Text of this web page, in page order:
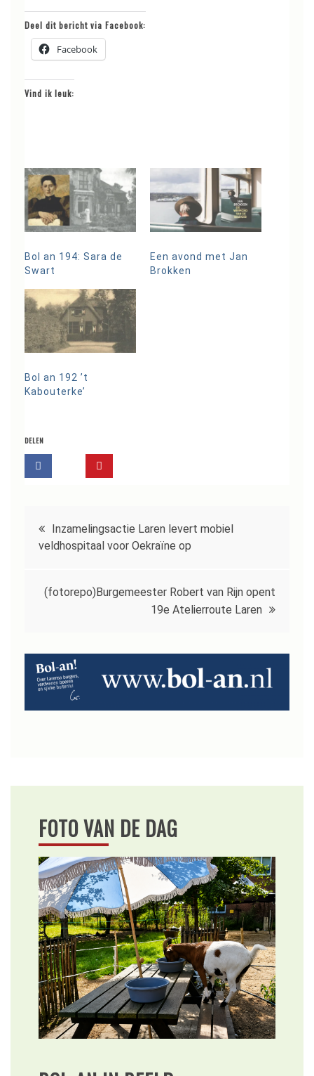
Deel dit bericht via Facebook:
Facebook
Vind ik leuk:
Bol an 194: Sara de
Swart
Een avond met Jan
Brokken
Bol an 192 ’t
Kabouterke’
DELEN
Bericht
navigatie
Inzamelingsactie Laren levert mobiel
veldhospitaal voor Oekraïne op
(fotorepo)Burgemeester Robert van Rijn opent
19e Atelierroute Laren
FOTO VAN DE DAG